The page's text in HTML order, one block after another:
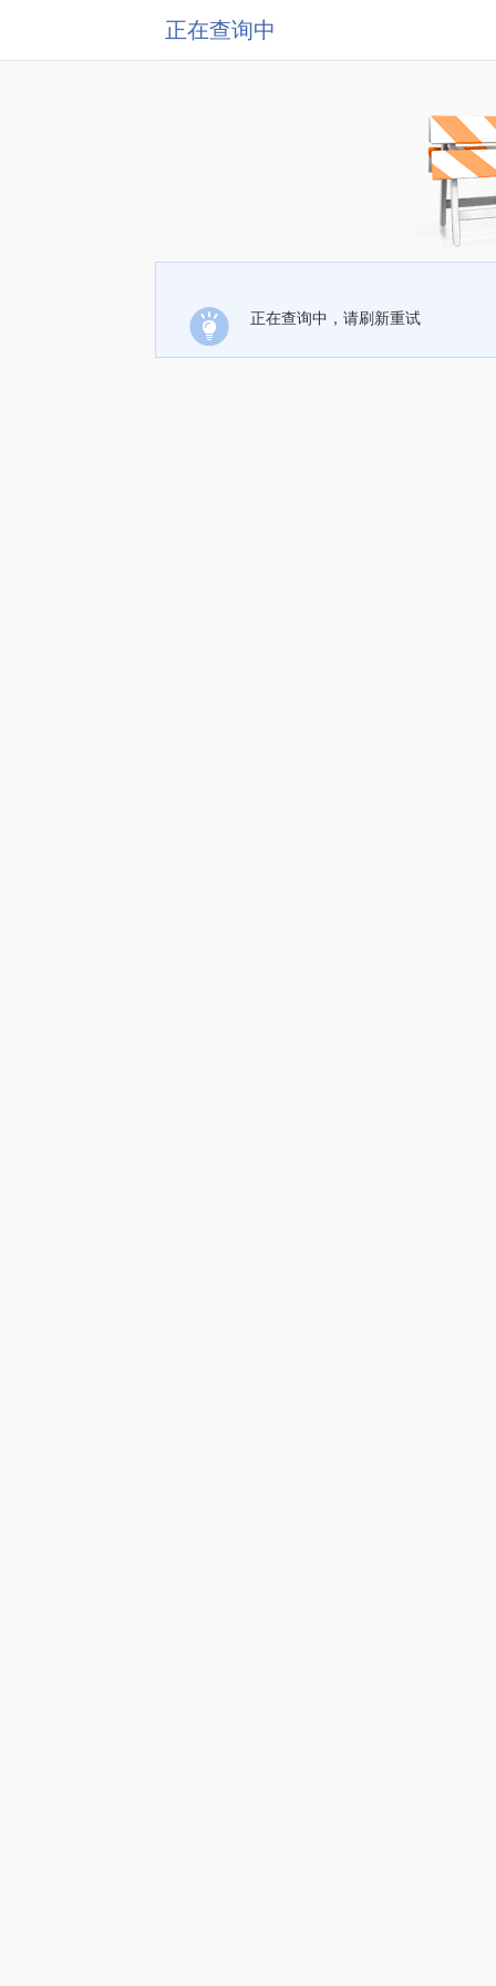
正在查询中
正在查询中，请刷新重试